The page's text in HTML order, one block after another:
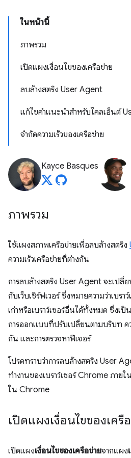
ในหน้านี้
ภาพรวม
เปิดแผงเงื่อนไขของเครือข่าย
ลบล้างสตริง User Agent
แก้ไขคำแนะนำสำหรับไคลเอ็นต์
จำกัดความเร็วของเครือข่าย
Kayce Basques
ภาพรวม
ใช้แผงสภาพเครือข่ายเพื่อลบล้างสตริง
ความเร็วเครือข่ายที่ต่างกัน
การลบล้างสตริง User Agent จะเปลี่ย
กับเว็บเซิร์ฟเวอร์ ซึ่งหมายความว่าเบรา
เก่าหรือเบราว์เซอร์อื่นได้ทั้งหมด ซึ่งเ
การออกแบบที่ปรับเปลี่ยนตามบริบท ค
กัน และการตรวจหาฟีเจอร์
โปรดทราบว่าการลบล้างสตริง User
ทำงานของเบราว์เซอร์ Chrome ภาย
ใน Chrome
เปิดแผงเงื่อนไขของเครื
เปิดแผงเงื่อนไขของเครือข่ายจากแผง